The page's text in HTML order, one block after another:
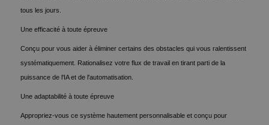
tous les jours.
Une efficacité à toute épreuve
Conçu pour vous aider à éliminer certains des obstacles qui vous ralentissent
systématiquement. Rationalisez votre flux de travail en tirant parti de la
puissance de l'IA et de l'automatisation.
Une adaptabilité à toute épreuve
Appropriez-vous ce système hautement personnalisable et conçu pour